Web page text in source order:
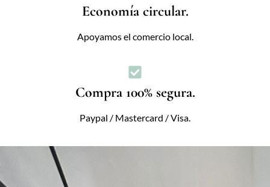
Economía circular.
Apoyamos el comercio local.
Compra 100% segura.
Paypal / Mastercard / Visa.